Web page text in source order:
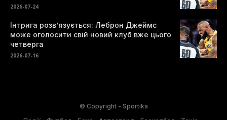
2026-07-24
Інтрига розв’язується: Леброн Джеймс
може оголосити свій новий клуб вже цього
четверга
2026-07-16
© Copyright - Sportika